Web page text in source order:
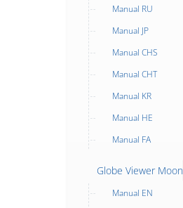
Manual RU
Manual JP
Manual CHS
Manual CHT
Manual KR
Manual HE
Manual FA
Globe Viewer Moon
Manual EN